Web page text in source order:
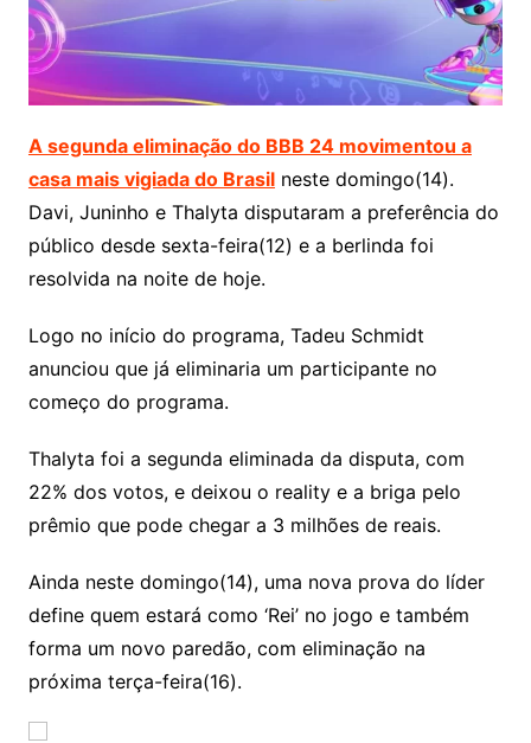
A segunda eliminação do BBB 24 movimentou a
casa mais vigiada do Brasilneste domingo(14).
Davi, Juninho e Thalyta disputaram a preferência do
público desde sexta-feira(12) e a berlinda foi
resolvida na noite de hoje.
Logo no início do programa, Tadeu Schmidt
anunciou que já eliminaria um participante no
começo do programa.
Thalyta foi a segunda eliminada da disputa, com
22% dos votos, e deixou o reality e a briga pelo
prêmio que pode chegar a 3 milhões de reais.
Ainda neste domingo(14), uma nova prova do líder
define quem estará como ‘Rei’ no jogo e também
forma um novo paredão, com eliminação na
próxima terça-feira(16).